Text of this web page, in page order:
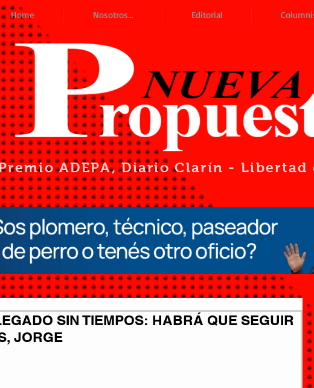
Home Nosotros... Editorial
ADEPA, Diario Clarín - Libertad
SIN TIEMPOS: HABRÁ QUE SEGUIR
JORGE